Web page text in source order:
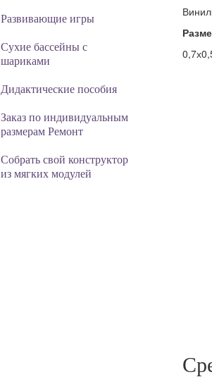
Развивающие игры
Сухие бассейны с
шариками
Дидактические пособия
Заказ по индивидуальным
размерам Ремонт
Собрать свой конструктор
из мягких модулей